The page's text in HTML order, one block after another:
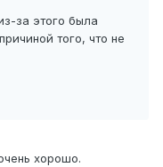
за этого была
того, что не
хорошо.